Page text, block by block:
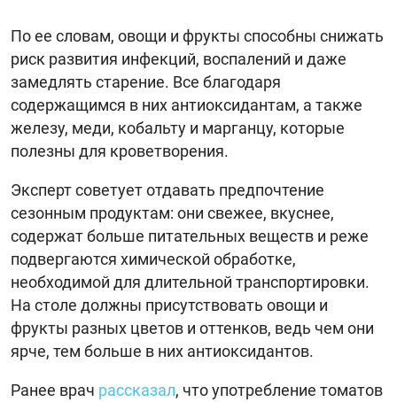
По ее словам, овощи и фрукты способны снижать
риск развития инфекций, воспалений и даже
замедлять старение. Все благодаря
содержащимся в них антиоксидантам, а также
железу, меди, кобальту и марганцу, которые
полезны для кроветворения.
Эксперт советует отдавать предпочтение
сезонным продуктам: они свежее, вкуснее,
содержат больше питательных веществ и реже
подвергаются химической обработке,
необходимой для длительной транспортировки.
На столе должны присутствовать овощи и
фрукты разных цветов и оттенков, ведь чем они
ярче, тем больше в них антиоксидантов.
Ранее врач рассказал, что употребление томатов